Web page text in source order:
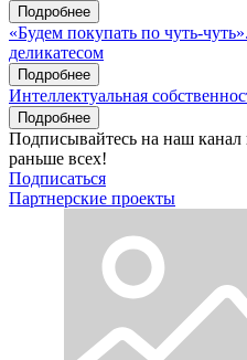
Подробнее
«Будем покупать по чуть-
деликатесом
Подробнее
Интеллектуальная
Подробнее
Подписывайтесь на наш канал
раньше всех!
Подписаться
Партнерские проекты